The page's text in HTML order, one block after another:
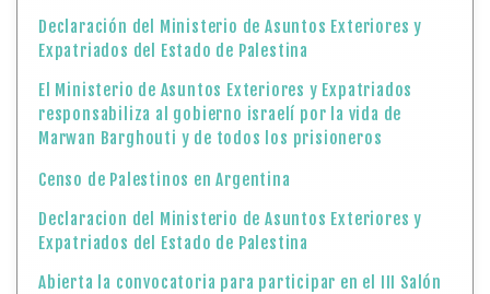
Declaración del Ministerio de Asuntos Exteriores y
Expatriados del Estado de Palestina
El Ministerio de Asuntos Exteriores y Expatriados
responsabiliza al gobierno israelí por la vida de
Marwan Barghouti y de todos los prisioneros
Censo de Palestinos en Argentina
Declaracion del Ministerio de Asuntos Exteriores y
Expatriados del Estado de Palestina
Abierta la convocatoria para participar en el III Salón